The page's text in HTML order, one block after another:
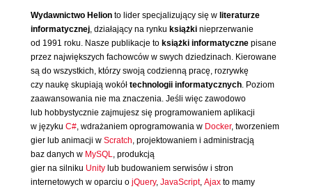
Wydawnictwo Helion to lider specjalizujący się w literaturze
informatycznej, działający na rynku książki nieprzerwanie
od 1991 roku. Nasze publikacje to książki informatyczne pisane
przez największych fachowców w swych dziedzinach. Kierowane
są do wszystkich, którzy swoją codzienną pracę, rozrywkę
czy naukę skupiają wokół technologii informatycznych. Poziom
zaawansowania nie ma znaczenia. Jeśli więc zawodowo
lub hobbystycznie zajmujesz się programowaniem aplikacji
w języku C#, wdrażaniem oprogramowania w Docker, tworzeniem
gier lub animacji w Scratch, projektowaniem i administracją
baz danych w MySQL, produkcją
gier na silniku Unity lub budowaniem serwisów i stron
internetowych w oparciu o jQuery, JavaScript, Ajax to mamy